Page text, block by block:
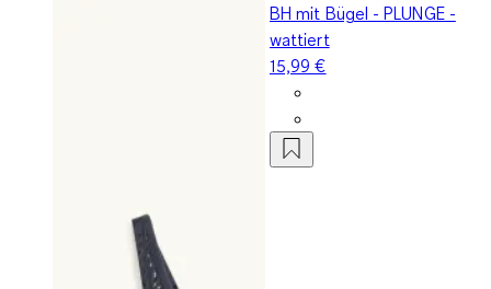
BH mit Bügel - PLUNGE -
wattiert
15,99 €